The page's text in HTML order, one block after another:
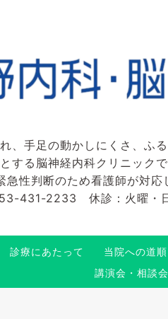
、手足の動かしにくさ、ふ
する脳神経内科クリニック
急性判断のため看護師が対
431-2233 休診：火曜・
診療にあたって 当院への道順
講演会・相談会